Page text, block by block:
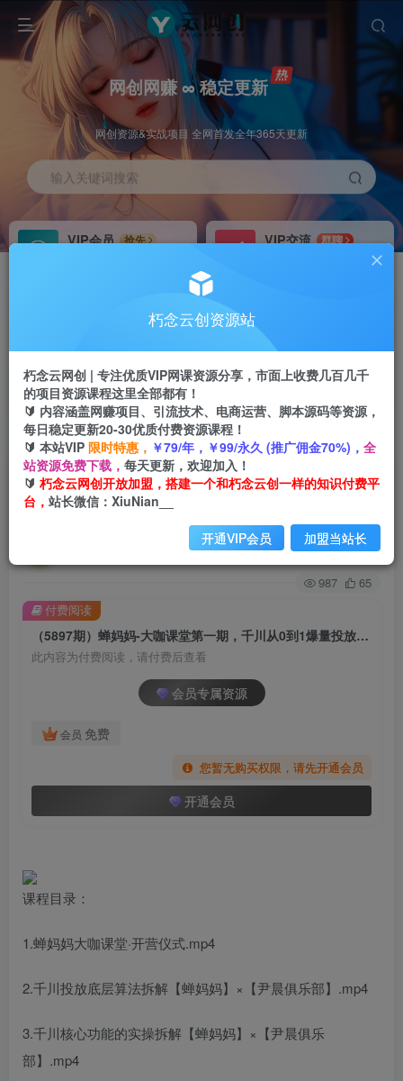
网创网赚 ∞ 稳定更新
网创资源&实战项目 全网首发全年365天更新
输入关键词搜索
VIP会员
抢先
VIP交流
群聊
研究探讨更多创业项目路子。
会员专属推广链接
四导航 导航
APP下载
GO
首页 创业课程 会员专属 正文
（5897期）蝉妈妈-大咖课堂第一期，千川从0到1
爆量投放模型（23节视频课）
关注 私信
987 65
（5897期）蝉妈妈-大咖课堂第一期，千川从0到1爆量投放模型（23节视频课）
此内容为付费阅读，请付费后查看
会员专属资源
会员 免费
您暂无购买权限，请先开通会员
开通会员
付费阅读
课程目录：
1.蝉妈妈大咖课堂·开营仪式.mp4
2.千川投放底层算法拆解【蝉妈妈】×【尹晨俱乐部】.mp4
3.千川核心功能的实操拆解【蝉妈妈】×【尹晨俱乐
部】.mp4
朽念云创资源站
朽念云网创 | 专注优质VIP网课资源分享，市面上收费几百几千
的项目资源课程这里全部都有！
🔰 内容涵盖网赚项目、引流技术、电商运营、脚本源码等资源，
每日稳定更新20-30优质付费资源课程！
🔰 本站VIP 限时特惠， ￥79/年，￥99/永久 (推广佣金70%)， 全
站资源免费下载， 每天更新，欢迎加入！
🔰 朽念云网创开放加盟，搭建一个和朽念云创一样的知识付费平
台， 站长微信：XiuNian__
开通VIP会员 加盟当站长